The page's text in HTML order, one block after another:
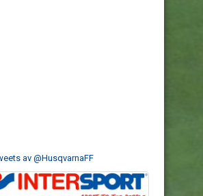
av @HusqvarnaFF